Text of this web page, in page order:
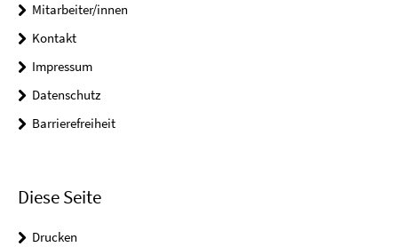
Mitarbeiter/innen
Kontakt
Impressum
Datenschutz
Barrierefreiheit
Diese Seite
Drucken